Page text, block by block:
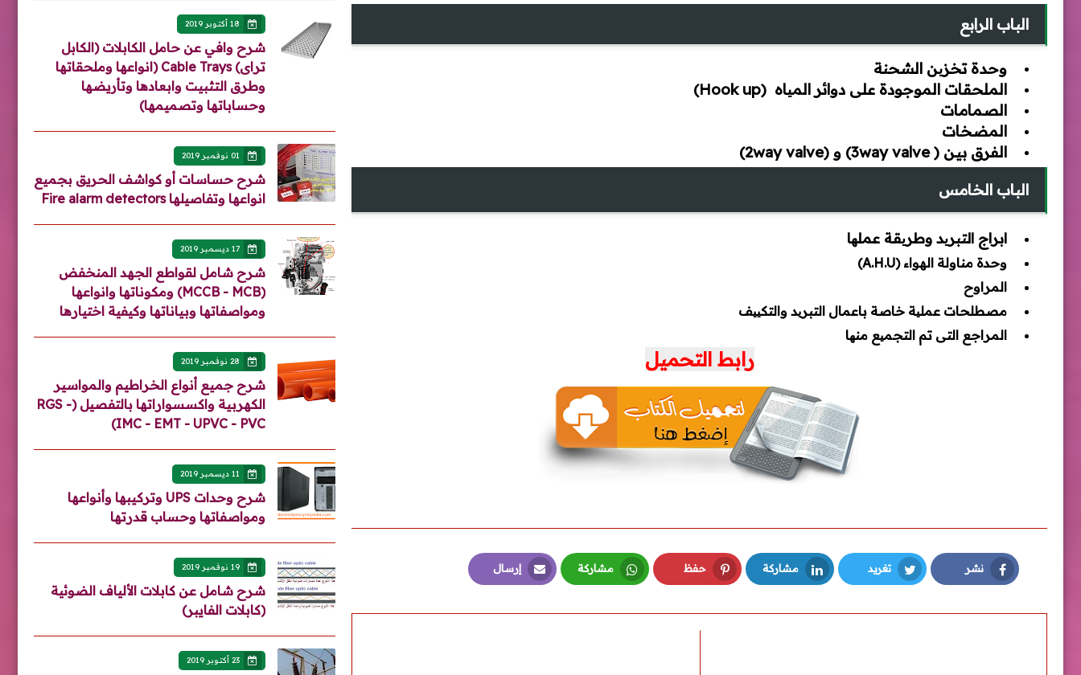
الباب الرابع
وحدة تخزین الشحنة
الملحقات الموجودة على دوائر المیاه (Hook up)
الصمامات
المضخات
الفرق بين ( 3way valve) و (2way valve)
الباب الخامس
ابراج التبرید وطریقة عملھا
وحدة مناولة الهواء (A.H.U)
المراوح
مصطلحات عملیة خاصة باعمال التبرید والتكییف
المراجع التى تم التجمیع منھا
رابط التحميل
نشر تغريد مشاركة حفظ مشاركة إرسال
18 أكتوبر 2019
شرح وافي عن حامل الكابلات (الكابل
تراى) Cable Trays (انواعها وملحقاتها
وطرق التثبيت وابعادها وتأريضها
وحساباتها وتصميمها)
01 نوفمبر 2019
شرح حساسات أو كواشف الحريق بجميع
انواعها وتفاصيلها Fire alarm detectors
17 ديسمبر 2019
شرح شامل لقواطع الجهد المنخفض
(MCCB - MCB) ومكوناتها وانواعها
ومواصفاتها وبياناتها وكيفية اختيارها
28 نوفمبر 2019
شرح جميع أنواع الخراطيم والمواسير
الكهربية واكسسواراتها بالتفصيل (RGS -
IMC - EMT - UPVC - PVC)
11 ديسمبر 2019
شرح وحدات UPS وتركيبها وأنواعها
ومواصفاتها وحساب قدرتها
19 نوفمبر 2019
شرح شامل عن كابلات الألياف الضوئية
(كابلات الفايبر)
23 أكتوبر 2019